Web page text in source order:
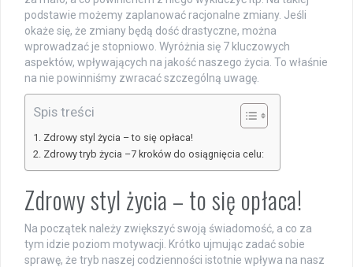
podstawie możemy zaplanować racjonalne zmiany. Jeśli
okaże się, że zmiany będą dość drastyczne, można
wprowadzać je stopniowo. Wyróżnia się 7 kluczowych
aspektów, wpływających na jakość naszego życia. To właśnie
na nie powinniśmy zwracać szczególną uwagę.
Spis treści
Zdrowy styl życia – to się opłaca!
Zdrowy tryb życia –7 kroków do osiągnięcia celu:
Zdrowy styl życia – to się opłaca!
Na początek należy zwiększyć swoją świadomość, a co za
tym idzie poziom motywacji. Krótko ujmując zadać sobie
sprawę, że tryb naszej codzienności istotnie wpływa na nasz